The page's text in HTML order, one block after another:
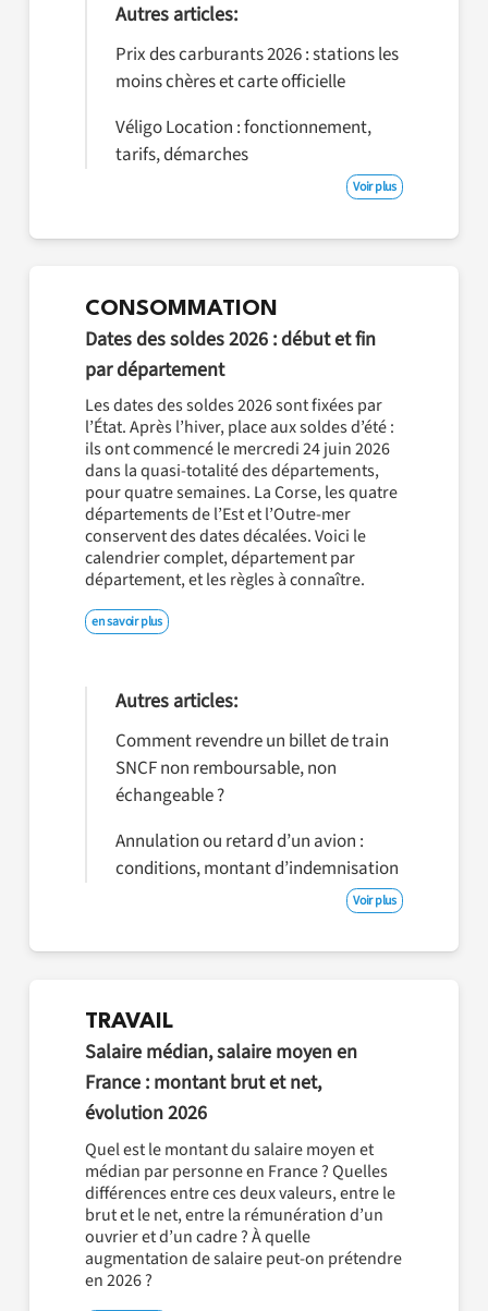
Autres articles:
Prix des carburants 2026 : stations les
moins chères et carte officielle
Véligo Location : fonctionnement,
tarifs, démarches
Voir plus
CONSOMMATION
Dates des soldes 2026 : début et fin
par département
Les dates des soldes 2026 sont fixées par
l’État. Après l’hiver, place aux soldes d’été :
ils ont commencé le mercredi 24 juin 2026
dans la quasi-totalité des départements,
pour quatre semaines. La Corse, les quatre
départements de l’Est et l’Outre-mer
conservent des dates décalées. Voici le
calendrier complet, département par
département, et les règles à connaître.
en savoir plus
Autres articles:
Comment revendre un billet de train
SNCF non remboursable, non
échangeable ?
Annulation ou retard d’un avion :
conditions, montant d’indemnisation
Voir plus
TRAVAIL
Salaire médian, salaire moyen en
France : montant brut et net,
évolution 2026
Quel est le montant du salaire moyen et
médian par personne en France ? Quelles
différences entre ces deux valeurs, entre le
brut et le net, entre la rémunération d’un
ouvrier et d’un cadre ? À quelle
augmentation de salaire peut-on prétendre
en 2026 ?